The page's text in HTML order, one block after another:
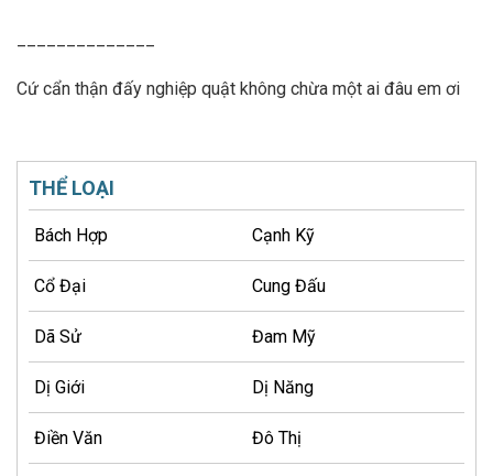
Cứ cẩn thận đấy nghiệp quật không chừa một ai đâu em ơi
THỂ LOẠI
Bách Hợp Cạnh Kỹ
Cổ Đại Cung Đấu
Dã Sử Đam Mỹ
Dị Giới Dị Năng
Điền Văn Đô Thị